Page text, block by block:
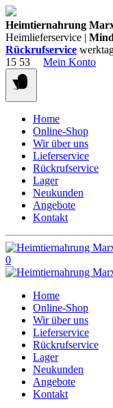
Springen
Sie
zum
Inhalt
Heimtiernahrung
Heimlieferservice |
Rückrufservice
15 53
Mein Konto
Home
Online-Shop
Wir über uns
Lieferservice
Rückrufservice
Lager
Neukunden
Angebote
Kontakt
0
Home
Online-Shop
Wir über uns
Lieferservice
Rückrufservice
Lager
Neukunden
Angebote
Kontakt